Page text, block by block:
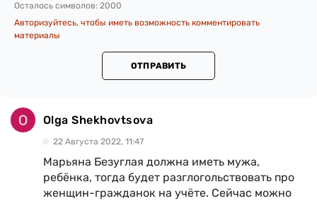
Осталось символов: 2000
Авторизуйтесь, чтобы иметь возможность комментировать
материалы
ОТПРАВИТЬ
Olga Shekhovtsova
22 Августа 2022, 11:47
Марьяна Безуглая должна иметь мужа,
ребёнка, тогда будет разглогольствовать про
женщин-гражданок на учёте. Сейчас можно